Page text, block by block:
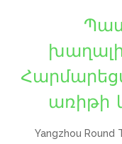
առիթի
Yangzhou